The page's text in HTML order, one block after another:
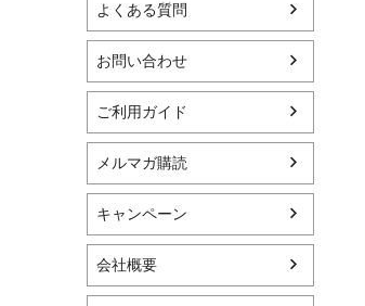
よくある質問
お問い合わせ
ご利用ガイド
メルマガ購読
キャンペーン
会社概要